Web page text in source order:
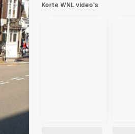
Korte WNL video's